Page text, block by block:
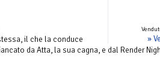
»
il che la conduce
da Atta, la sua cagna, e dal Render